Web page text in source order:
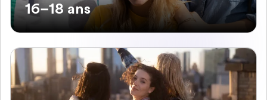
16–18 ans